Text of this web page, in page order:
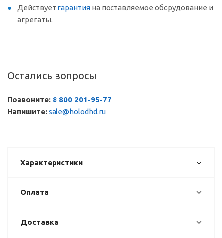
Действует гарантия на поставляемое оборудование и
агрегаты.
Остались вопросы
Позвоните: 8 800 201-95-77
Напишите:sale@holodhd.ru
Характеристики
Оплата
Доставка